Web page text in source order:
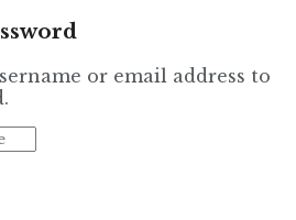
or email address to